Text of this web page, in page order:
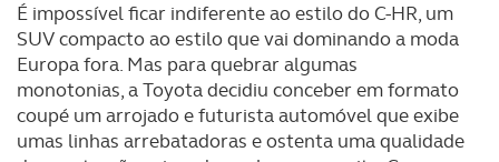
É impossível ficar indiferente ao estilo do C-HR, um
SUV compacto ao estilo que vai dominando a moda
Europa fora. Mas para quebrar algumas
monotonias, a Toyota decidiu conceber em formato
coupé um arrojado e futurista automóvel que exibe
umas linhas arrebatadoras e ostenta uma qualidade